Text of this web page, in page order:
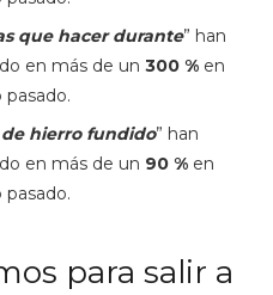
que hacer durante” han
en más de un 300 % en
hierro fundido” han
en más de un 90 % en
para salir a